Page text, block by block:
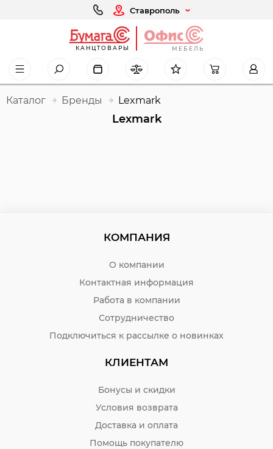
Ставрополь
КАНЦТОВАРЫ МЕБЕЛЬ
Каталог Бренды Lexmark
Lexmark
КОМПАНИЯ
О компании
Контактная информация
Работа в компании
Сотрудничество
Подключиться к рассылке о новинках
КЛИЕНТАМ
Бонусы и скидки
Условия возврата
Доставка и оплата
Помощь покупателю